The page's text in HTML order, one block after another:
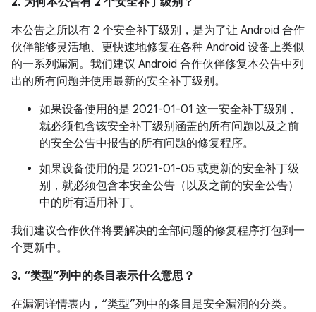
本公告之所以有 2 个安全补丁级别，是为了让 Android 合作
伙伴能够灵活地、更快速地修复在各种 Android 设备上类似
的一系列漏洞。我们建议 Android 合作伙伴修复本公告中列
出的所有问题并使用最新的安全补丁级别。
如果设备使用的是 2021-01-01 这一安全补丁级别，
就必须包含该安全补丁级别涵盖的所有问题以及之前
的安全公告中报告的所有问题的修复程序。
如果设备使用的是 2021-01-05 或更新的安全补丁级
别，就必须包含本安全公告（以及之前的安全公告）
中的所有适用补丁。
我们建议合作伙伴将要解决的全部问题的修复程序打包到一
个更新中。
3. “类型”列中的条目表示什么意思？
在漏洞详情表内，“类型”列中的条目是安全漏洞的分类。